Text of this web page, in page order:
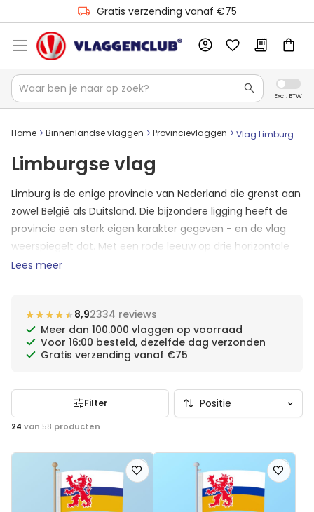
Gratis verzending vanaf €75
Home Binnenlandse vlaggen Provincievlaggen Vlag Limburg
Limburgse vlag
Limburg is de enige provincie van Nederland die grenst aan
zowel België als Duitsland. Die bijzondere ligging heeft de
provincie een sterk eigen karakter gegeven - en de vlag
weerspiegelt dat. Met een rode leeuw op drie horizontale
banen in blauw, wit en geel onderscheidt de Limburgse
beschikbare formaten.
Lees meer
★★★★★
★★★★★8,92334 reviews
Meer dan 100.000 vlaggen op voorraad
Voor 16:00 besteld, dezelfde dag verzonden
Gratis verzending vanaf €75
24 van 58 producten
Filter
Voeg
toe
Voeg
toe